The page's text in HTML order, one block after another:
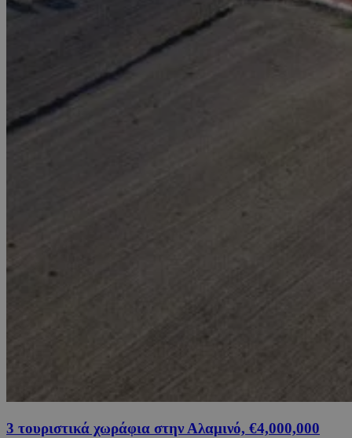
3 τουριστικά χωράφια στην Αλαμινό, €4,000,000